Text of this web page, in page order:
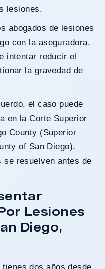
lesiones.
con la aseguradora,
intentar reducir el
la gravedad de
en la Corte Superior
County (Superior
of San Diego),
se resuelven antes de
Lesiones
Diego,
tienesdos años desde